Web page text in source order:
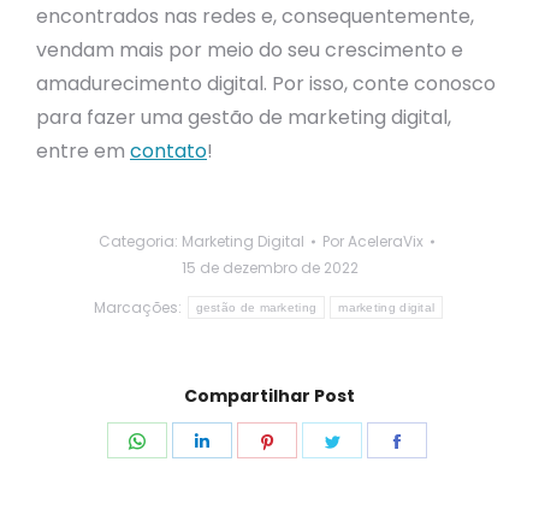
encontrados nas redes e, consequentemente,
vendam mais por meio do seu crescimento e
amadurecimento digital. Por isso, conte conosco
para fazer uma gestão de marketing digital,
entre em contato!
Categoria: Marketing Digital PorAceleraVix
15 de dezembro de 2022
Marcações:
gestão de marketing marketing digital
Compartilhar Post
CompartilharCompartilharCompartilharCompartilhar